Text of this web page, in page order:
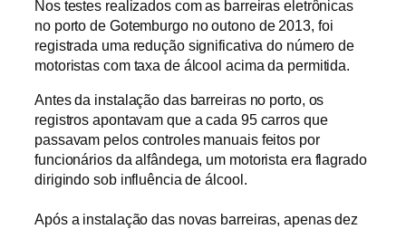
Nos testes realizados com as barreiras eletrônicas
no porto de Gotemburgo no outono de 2013, foi
registrada uma redução significativa do número de
motoristas com taxa de álcool acima da permitida.
Antes da instalação das barreiras no porto, os
registros apontavam que a cada 95 carros que
passavam pelos controles manuais feitos por
funcionários da alfândega, um motorista era flagrado
dirigindo sob influência de álcool.
Após a instalação das novas barreiras, apenas dez